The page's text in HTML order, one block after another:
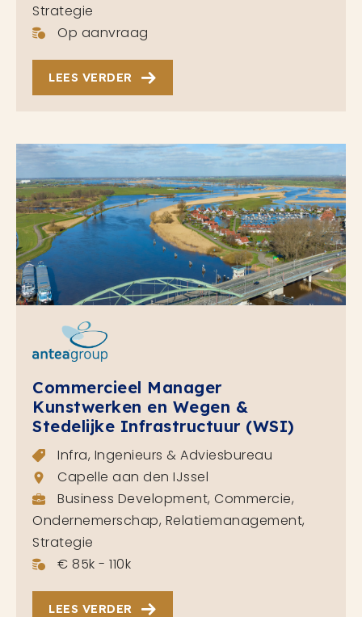
Strategie
Op aanvraag
LEES VERDER
Commercieel Manager
Kunstwerken en Wegen &
Stedelijke Infrastructuur (WSI)
Infra, Ingenieurs & Adviesbureau
Capelle aan den IJssel
Business Development, Commercie,
Ondernemerschap, Relatiemanagement,
Strategie
€ 85k - 110k
LEES VERDER